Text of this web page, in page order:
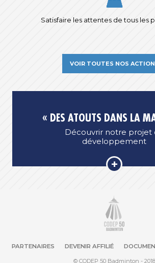
Satisfaire les attentes de tous les
VOIR TOUTES NOS
« DES ATOUTS DANS LA
Découvrir notre projet
développement
PARTENAIRES DEVENIR AFFILIÉ
© CODEP 50 Badminton - 2018